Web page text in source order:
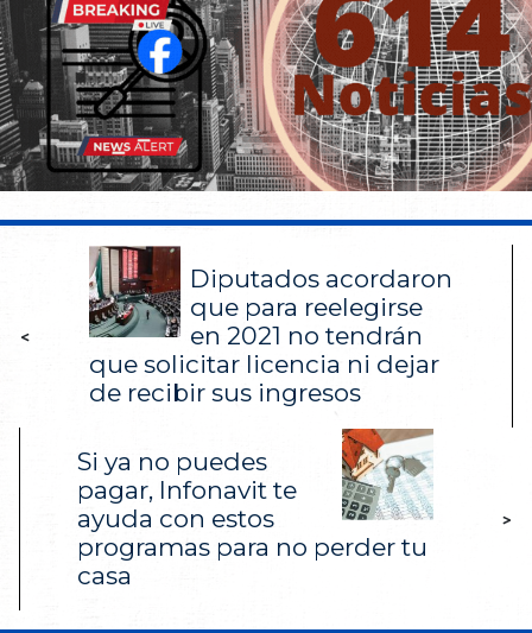
<
Diputados acordaron
que para reelegirse
en 2021 no tendrán
que solicitar licencia ni dejar
de recibir sus ingresos
Si ya no puedes
pagar, Infonavit te
ayuda con estos
programas para no perder tu
casa
>